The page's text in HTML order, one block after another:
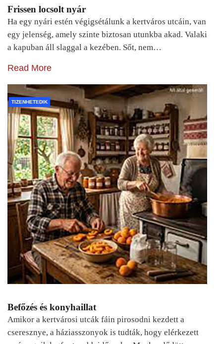
Frissen locsolt nyár
Ha egy nyári estén végigsétálunk a kertváros utcáin, van
egy jelenség, amely szinte biztosan utunkba akad. Valaki
a kapuban áll slaggal a kezében. Sőt, nem…
Read More
TIZENHETEDIK
Befőzés és konyhaillat
Amikor a kertvárosi utcák fáin pirosodni kezdett a
cseresznye, a háziasszonyok is tudták, hogy elérkezett